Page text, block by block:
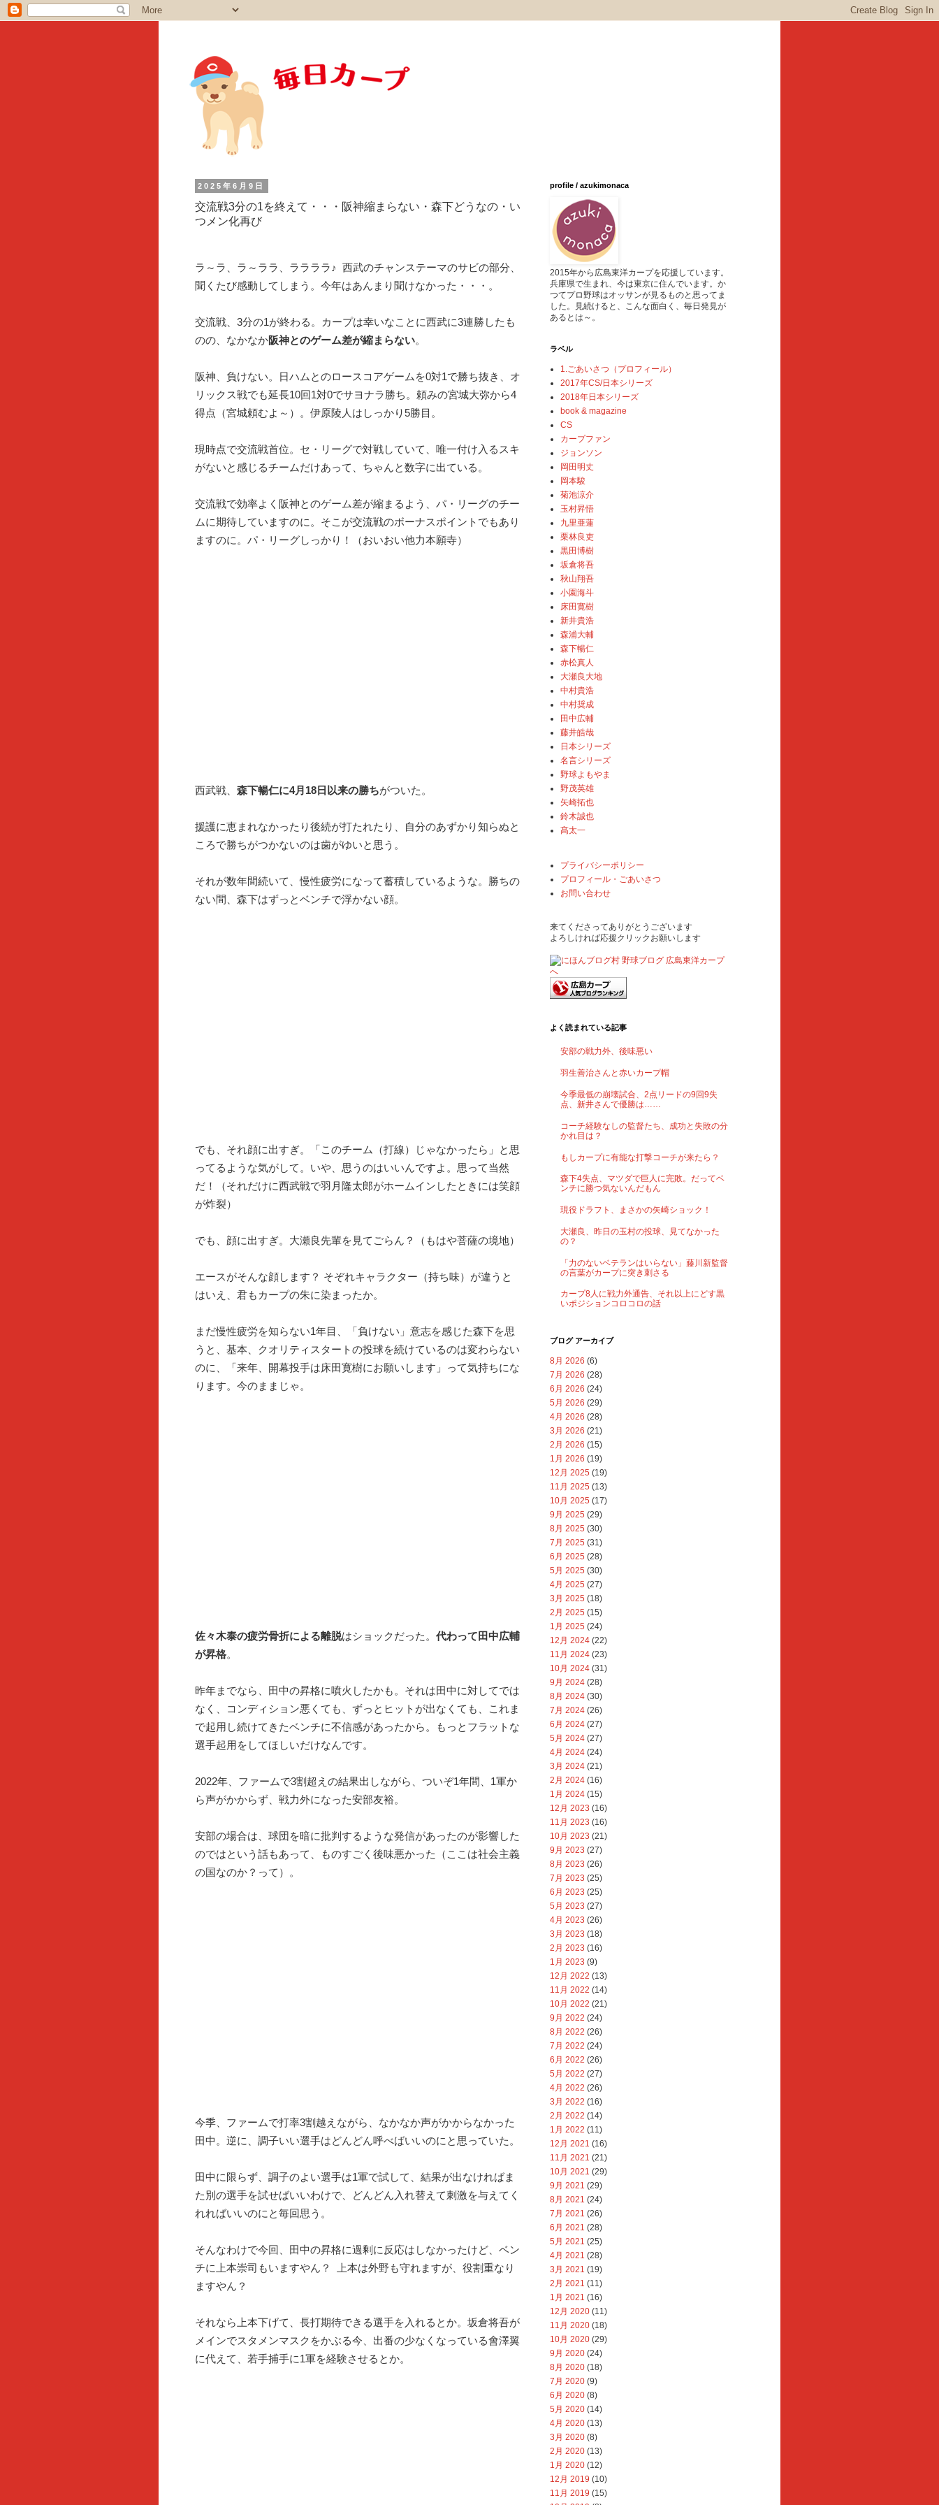
2025年6月9日
交流戦3分の1を終えて・・・阪神縮まらない・森下どうなの・い
つメン化再び
ラ～ラ、ラ～ララ、ララララ♪ 西武のチャンステーマのサビの部分、
聞くたび感動してしまう。今年はあんまり聞けなかった・・・。
交流戦、3分の1が終わる。カープは幸いなことに西武に3連勝したも
のの、なかなか阪神とのゲーム差が縮まらない。
阪神、負けない。日ハムとのロースコアゲームを0対1で勝ち抜き、オ
リックス戦でも延長10回1対0でサヨナラ勝ち。頼みの宮城大弥から4
得点（宮城頼むよ～）。伊原陵人はしっかり5勝目。
現時点で交流戦首位。セ・リーグで対戦していて、唯一付け入るスキ
がないと感じるチームだけあって、ちゃんと数字に出ている。
交流戦で効率よく阪神とのゲーム差が縮まるよう、パ・リーグのチー
ムに期待していますのに。そこが交流戦のボーナスポイントでもあり
ますのに。パ・リーグしっかり！（おいおい他力本願寺）
西武戦、 森下暢仁に4月18日以来の勝ちがついた。
援護に恵まれなかったり後続が打たれたり、自分のあずかり知らぬと
ころで勝ちがつかないのは歯がゆいと思う。
それが数年間続いて、慢性疲労になって蓄積しているような。勝ちの
ない間、森下はずっとベンチで浮かない顔。
でも、それ顔に出すぎ。「このチーム（打線）じゃなかったら」と思
ってるような気がして。いや、思うのはいいんですよ。思って当然
だ！（それだけに西武戦で羽月隆太郎がホームインしたときには笑顔
が炸裂）
でも、顔に出すぎ。大瀬良先輩を見てごらん？（もはや菩薩の境地）
エースがそんな顔します？ そぞれキャラクター（持ち味）が違うと
はいえ、君もカープの朱に染まったか。
まだ慢性疲労を知らない1年目、「負けない」意志を感じた森下を思
うと、基本、クオリティスタートの投球を続けているのは変わらない
のに、「来年、開幕投手は床田寛樹にお願いします」って気持ちにな
ります。今のままじゃ。
佐々木泰の疲労骨折による離脱はショックだった。 代わって 田中広輔
が昇格。
昨年までなら、田中の昇格に噴火したかも。それは田中に対してでは
なく、コンディション悪くても、ずっとヒットが出なくても、これま
で起用し続けてきたベンチに不信感があったから。もっとフラットな
選手起用をしてほしいだけなんです。
2022年、ファームで3割超えの結果出しながら、ついぞ1年間、1軍か
ら声がかからず、戦力外になった安部友裕。
安部の場合は、球団を暗に批判するような発信があったのが影響した
のではという話もあって、ものすごく後味悪かった（ここは社会主義
の国なのか？って）。
今季、ファームで打率3割越えながら、なかなか声がかからなかった
田中。逆に、調子いい選手はどんどん呼べばいいのにと思っていた。
田中に限らず、調子のよい選手は1軍で試して、結果が出なければま
た別の選手を試せばいいわけで、どんどん入れ替えて刺激を与えてく
れればいいのにと毎回思う。
そんなわけで今回、田中の昇格に過剰に反応はしなかったけど、ベン
チに上本崇司もいますやん？
上本は外野も守れますが、役割重なり
ますやん？
それなら上本下げて、長打期待できる選手を入れるとか。坂倉将吾が
メインでスタメンマスクをかぶる今、出番の少なくなっている會澤翼
に代えて、若手捕手に1軍を経験させるとか。
profile / azukimonaca
2015年から広島東洋カープを応援しています。
兵庫県で生まれ、今は東京に住んでいます。か
つてプロ野球はオッサンが見るものと思ってま
した。見続けると、こんな面白く、毎日発見が
あるとは～。
ラベル
1.ごあいさつ（プロフィール）
2017年CS/日本シリーズ
2018年日本シリーズ
book & magazine
CS
カープファン
ジョンソン
岡田明丈
岡本駿
菊池涼介
玉村昇悟
九里亜蓮
栗林良吏
黒田博樹
坂倉将吾
秋山翔吾
小園海斗
床田寛樹
新井貴浩
森浦大輔
森下暢仁
赤松真人
大瀬良大地
中村貴浩
中村奨成
田中広輔
藤井皓哉
日本シリーズ
名言シリーズ
野球よもやま
野茂英雄
矢崎拓也
鈴木誠也
髙太一
プライバシーポリシー
プロフィール・ごあいさつ
お問い合わせ
来てくださってありがとうございます
よろしければ応援クリックお願いします
よく読まれている記事
安部の戦力外、後味悪い
羽生善治さんと赤いカープ帽
今季最低の崩壊試合、2点リードの9回9失
点、新井さんで優勝は……
コーチ経験なしの監督たち、成功と失敗の分
かれ目は？
もしカープに有能な打撃コーチが来たら？
森下4失点、マツダで巨人に完敗。だってベ
ンチに勝つ気ないんだもん
現役ドラフト、まさかの矢崎ショック！
大瀬良、昨日の玉村の投球、見てなかった
の？
「力のないベテランはいらない」藤川新監督
の言葉がカープに突き刺さる
カープ8人に戦力外通告、それ以上にどす黒
いポジションコロコロの話
ブログ アーカイブ
8月 2026 (6)
7月 2026 (28)
6月 2026 (24)
5月 2026 (29)
4月 2026 (28)
3月 2026 (21)
2月 2026 (15)
1月 2026 (19)
12月 2025 (19)
11月 2025 (13)
10月 2025 (17)
9月 2025 (29)
8月 2025 (30)
7月 2025 (31)
6月 2025 (28)
5月 2025 (30)
4月 2025 (27)
3月 2025 (18)
2月 2025 (15)
1月 2025 (24)
12月 2024 (22)
11月 2024 (23)
10月 2024 (31)
9月 2024 (28)
8月 2024 (30)
7月 2024 (26)
6月 2024 (27)
5月 2024 (27)
4月 2024 (24)
3月 2024 (21)
2月 2024 (16)
1月 2024 (15)
12月 2023 (16)
11月 2023 (16)
10月 2023 (21)
9月 2023 (27)
8月 2023 (26)
7月 2023 (25)
6月 2023 (25)
5月 2023 (27)
4月 2023 (26)
3月 2023 (18)
2月 2023 (16)
1月 2023 (9)
12月 2022 (13)
11月 2022 (14)
10月 2022 (21)
9月 2022 (24)
8月 2022 (26)
7月 2022 (24)
6月 2022 (26)
5月 2022 (27)
4月 2022 (26)
3月 2022 (16)
2月 2022 (14)
1月 2022 (11)
12月 2021 (16)
11月 2021 (21)
10月 2021 (29)
9月 2021 (29)
8月 2021 (24)
7月 2021 (26)
6月 2021 (28)
5月 2021 (25)
4月 2021 (28)
3月 2021 (19)
2月 2021 (11)
1月 2021 (16)
12月 2020 (11)
11月 2020 (18)
10月 2020 (29)
9月 2020 (24)
8月 2020 (18)
7月 2020 (9)
6月 2020 (8)
5月 2020 (14)
4月 2020 (13)
3月 2020 (8)
2月 2020 (13)
1月 2020 (12)
12月 2019 (10)
11月 2019 (15)